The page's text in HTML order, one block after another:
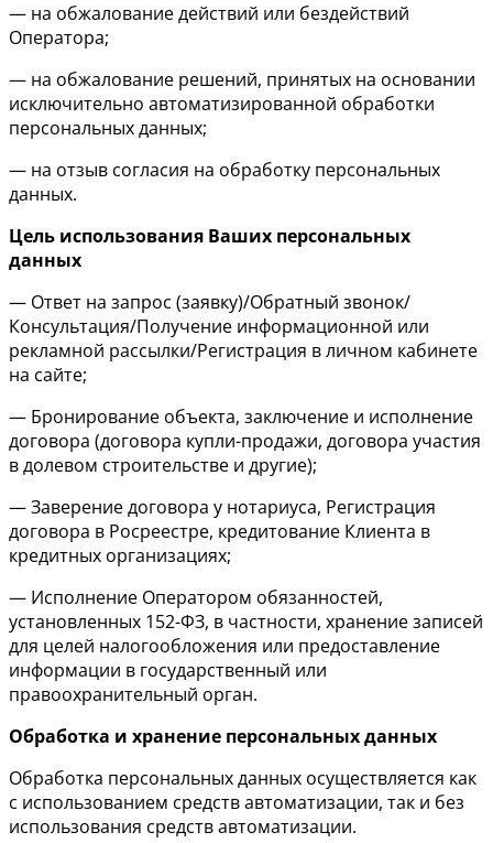
— на обжалование действий или бездействий
Оператора;
— на обжалование решений, принятых на основании
исключительно автоматизированной обработки
персональных данных;
— на отзыв согласия на обработку персональных
данных.
Цель использования Ваших персональных
данных
— Ответ на запрос (заявку)/Обратный звонок/
Консультация/Получение информационной или
рекламной рассылки/Регистрация в личном кабинете
на сайте;
— Бронирование объекта, заключение и исполнение
договора (договора купли-продажи, договора участия
в долевом строительстве и другие);
— Заверение договора у нотариуса, Регистрация
договора в Росреестре, кредитование Клиента в
кредитных организациях;
— Исполнение Оператором обязанностей,
установленных 152-ФЗ, в частности, хранение записей
для целей налогообложения или предоставление
информации в государственный или
правоохранительный орган.
Обработка и хранение персональных данных
Обработка персональных данных осуществляется как
с использованием средств автоматизации, так и без
использования средств автоматизации.